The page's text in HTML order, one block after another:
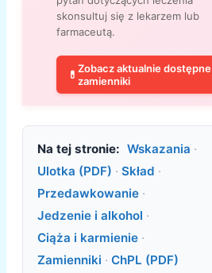
skonsultuj się z lekarzem lub
farmaceutą.
💊 Zobacz aktualnie dostępne
zamienniki
Na tej stronie: Wskazania ·
Ulotka (PDF) · Skład ·
Przedawkowanie ·
Jedzenie i alkohol ·
Ciąża i karmienie ·
Zamienniki · ChPL (PDF)